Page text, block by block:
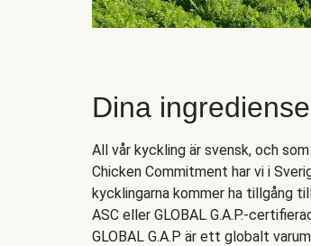
Dina
All vår kyckling är svensk, och
Chicken Commitment har vi i
kycklingarna kommer ha tillgång
ASC eller GLOBAL G.A.P.-
GLOBAL G.A.P är ett globalt